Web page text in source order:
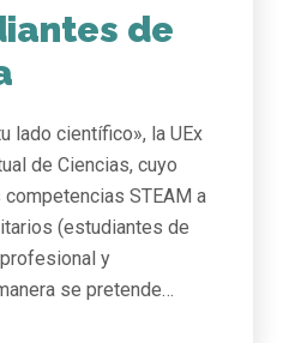
de
lado científico», la UEx
de Ciencias, cuyo
STEAM a
(estudiantes de
y
se pretende…